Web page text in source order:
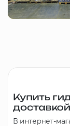
Купить
В интернет-